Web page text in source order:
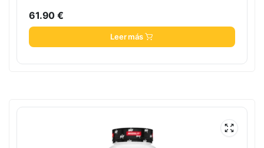
61.90€
Leer más